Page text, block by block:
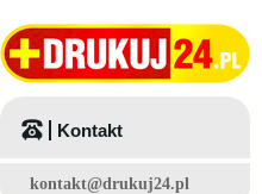
Kontakt
kontakt@drukuj24.pl